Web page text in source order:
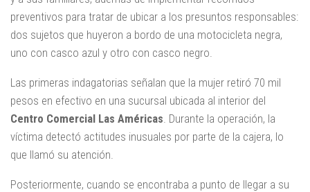
preventivos para tratar de ubicar a los presuntos responsables:
dos sujetos que huyeron a bordo de una motocicleta negra,
uno con casco azul y otro con casco negro.
Las primeras indagatorias señalan que la mujer retiró 70 mil
pesos en efectivo en una sucursal ubicada al interior del
Centro Comercial Las Américas . Durante la operación, la
víctima detectó actitudes inusuales por parte de la cajera, lo
que llamó su atención.
Posteriormente, cuando se encontraba a punto de llegar a su